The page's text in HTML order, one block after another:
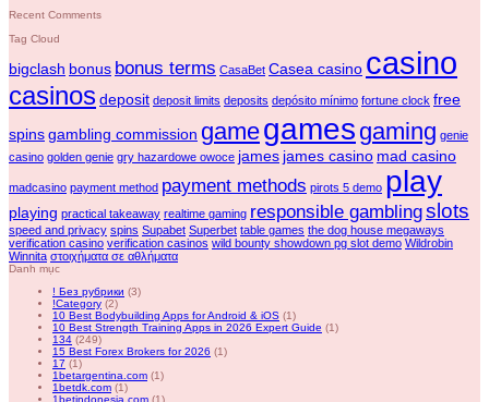
Recent Comments
Tag Cloud
bigclash bonus bonus terms CasaBet Casea casino casino
casinosdeposit deposit limits deposits depósito mínimo fortune clock free
spinsgambling commission gamegames gaming genie
casino golden genie gry hazardowe owoce james james casino mad casino
madcasino payment method payment methods pirots 5 demo play
playing practical takeaway realtime gaming responsible gamblingslots
speed and privacy spins Supabet Superbet table games the dog house megaways
verification casino verification casinos wild bounty showdown pg slot demo Wildrobin
Winnita στοιχήματα σε αθλήματα
Danh mục
! Без рубрики (3)
!Category (2)
10 Best Bodybuilding Apps for Android & iOS (1)
10 Best Strength Training Apps in 2026 Expert Guide (1)
134 (249)
15 Best Forex Brokers for 2026 (1)
17 (1)
1betargentina.com (1)
1betdk.com (1)
1betindonesia.com (1)